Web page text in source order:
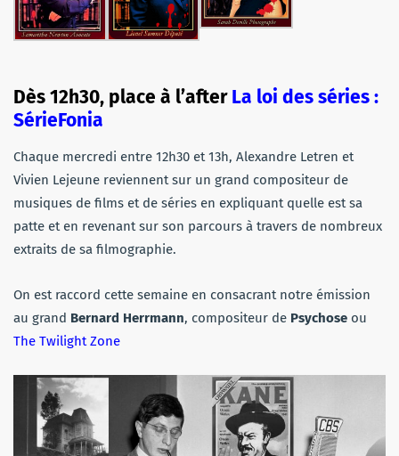
Dès 12h30, place à l’afterLa loi des séries :
SérieFonia
Chaque mercredi entre 12h30 et 13h, Alexandre Letren et
Vivien Lejeune reviennent sur un grand compositeur de
musiques de films et de séries en expliquant quelle est sa
patte et en revenant sur son parcours à travers de nombreux
extraits de sa filmographie.
On est raccord cette semaine en consacrant notre émission
au grand Bernard Herrmann, compositeur de Psychose ou
The Twilight Zone